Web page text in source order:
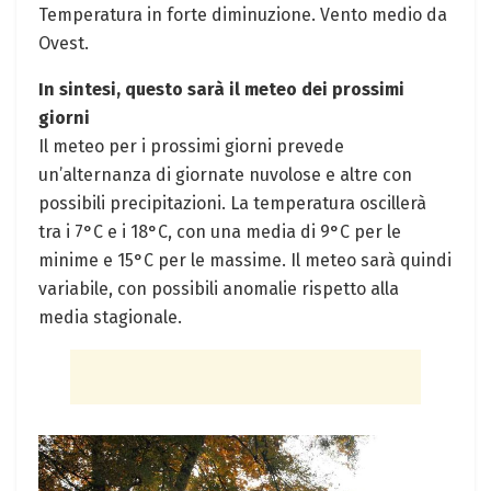
Temperatura in forte diminuzione. Vento medio ⁤da
Ovest.
In sintesi, questo sarà⁢ il meteo dei prossimi
giorni
Il meteo per i prossimi⁤ giorni prevede
un’alternanza di giornate nuvolose e⁤ altre con
possibili precipitazioni. La temperatura⁣ oscillerà⁣
tra i 7°C e i 18°C, con una media di 9°C per le
minime e 15°C per le massime. Il meteo sarà‌ quindi‍
variabile, con possibili anomalie rispetto alla
media stagionale.